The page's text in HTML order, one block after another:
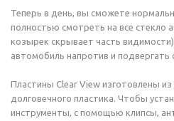
Теперь в день, вы сможете
полностью смотреть на все стекло
козырек скрывает часть
автомобиль напротив и подвергать
Пластины Clear View изготовлены из
долговечного пластика. Чтобы
инструменты, с помощью клипсы,